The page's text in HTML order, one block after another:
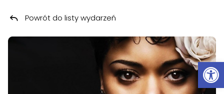
Przeskocz do treści
Powrót do listy wydarzeń